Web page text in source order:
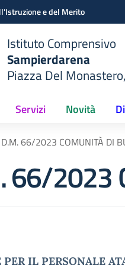
e del Merito
Istituto Comprensivo
Sampierdarena
Piazza Del
Servizi Novità
D.M. 66/2023 COMUNITÀ DI
66/2023
PER IL PERSONALE